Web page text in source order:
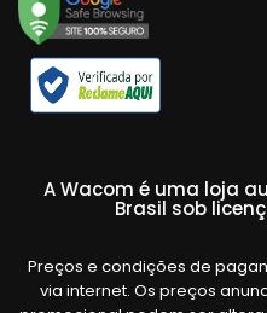
A Wacom é uma loja
Brasil sob
Preços e condições de
via internet. Os preços